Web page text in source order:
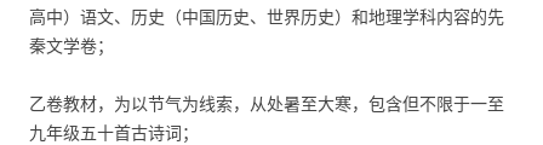
高中）语文、历史（中国历史、世界历史）和地理学科内容的先
秦文学卷；
乙卷教材，为以节气为线索，从处暑至大寒，包含但不限于一至
九年级五十首古诗词；